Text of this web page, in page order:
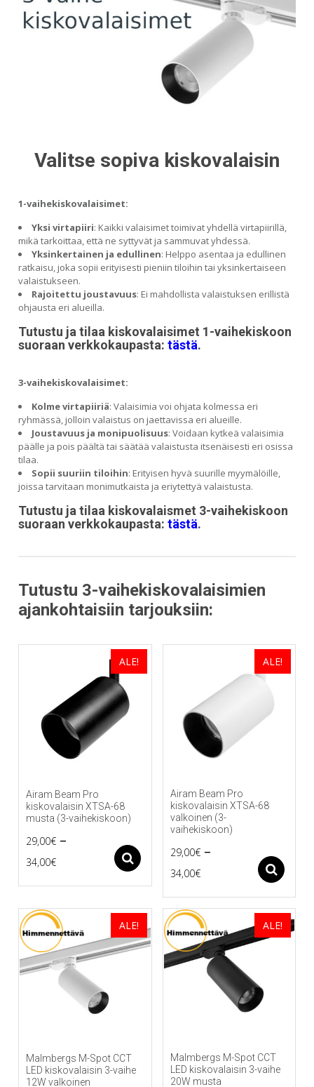
Valitse sopiva kiskovalaisin
1-vaihekiskovalaisimet:
Yksi virtapiiri: Kaikki valaisimet toimivat yhdellä virtapiirillä,
mikä tarkoittaa, että ne syttyvät ja sammuvat yhdessä.
Yksinkertainen ja edullinen: Helppo asentaa ja edullinen
ratkaisu, joka sopii erityisesti pieniin tiloihin tai yksinkertaiseen
valaistukseen.
Rajoitettu joustavuus: Ei mahdollista valaistuksen erillistä
ohjausta eri alueilla.
Tutustu ja tilaa kiskovalaisimet 1-vaihekiskoon
suoraan verkkokaupasta:tästä.
3-vaihekiskovalaisimet:
Kolme virtapiiriä: Valaisimia voi ohjata kolmessa eri
ryhmässä, jolloin valaistus on jaettavissa eri alueille.
Joustavuus ja monipuolisuus: Voidaan kytkeä valaisimia
päälle ja pois päältä tai säätää valaistusta itsenäisesti eri osissa
tilaa.
Sopii suuriin tiloihin: Erityisen hyvä suurille myymälöille,
joissa tarvitaan monimutkaista ja eriytettyä valaistusta.
Tutustu ja tilaa kiskovalaismet 3-vaihekiskoon
suoraan verkkokaupasta:tästä.
Tutustu 3-vaihekiskovalaisimien
ajankohtaisiin tarjouksiin:
ALE!
Airam Beam Pro
kiskovalaisin XTSA-68
musta (3-vaihekiskoon)
29,00€ –
34,00€Price
range:
through
34,00€
Asetukset
tuotteella
useampi
muunnelma.
Voit
tehdä
valinnat
tuotteen
ALE!
Airam Beam Pro
kiskovalaisin XTSA-68
valkoinen (3-
vaihekiskoon)
29,00€ –
34,00€Price
range:
29,00€
through
34,00€
tuotteella
on
useampi
muunnelma.
Voit
tehdä
ALE!
Malmbergs M-Spot CCT
LED kiskovalaisin 3-vaihe
12W valkoinen
ALE!
Malmbergs M-Spot CCT
LED kiskovalaisin 3-vaihe
20W musta